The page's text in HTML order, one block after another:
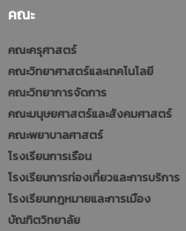
คณะ
คณะครุศาสตร์
คณะวิทยาศาสตร์และเทคโนโลยี
คณะวิทยาการจัดการ
คณะมนุษยศาสตร์และสังคมศาสตร์
คณะพยาบาลศาสตร์
โรงเรียนการเรือน
โรงเรียนการท่องเที่ยวและการบริการ
โรงเรียนกฎหมายและการเมือง
บัณฑิตวิทยาลัย